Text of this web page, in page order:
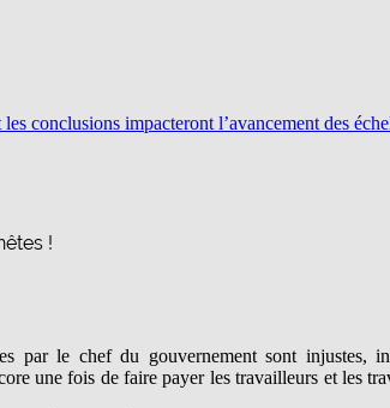
conclusions impacteront l’avancement des
!
par le chef du gouvernement sont injustes,
une fois de faire payer les travailleurs et les